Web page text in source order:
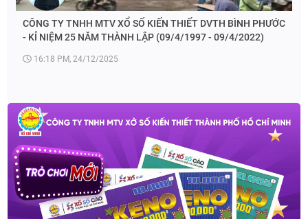
CÔNG TY TNHH MTV XỔ SỐ KIẾN THIẾT DVTH BÌNH PHƯỚC
- KỈ NIỆM 25 NĂM THÀNH LẬP (09/4/1997 - 09/4/2022)
16:18 PM, 24/12/2025